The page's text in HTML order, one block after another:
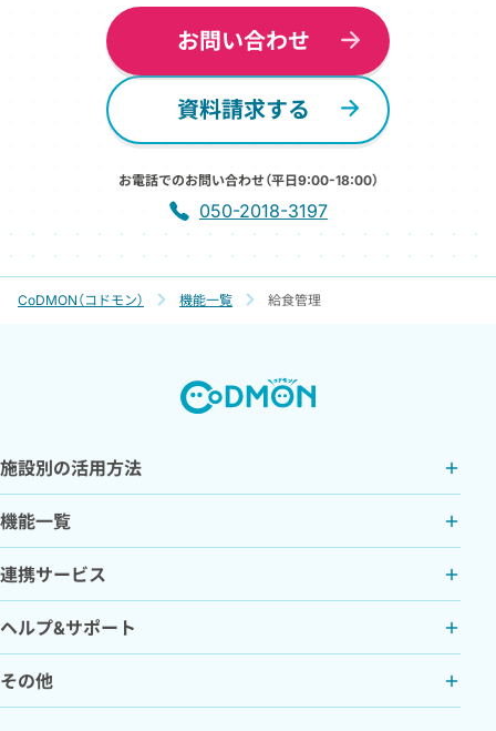
資料請求する
お問い合わせ
お電話でのお問い合わせ（平日9:00-18:00）
050-2018-3197
CoDMON（コドモン） 機能一覧 給食管理
施設別の活用方法
機能一覧
連携サービス
ヘルプ&サポート
その他